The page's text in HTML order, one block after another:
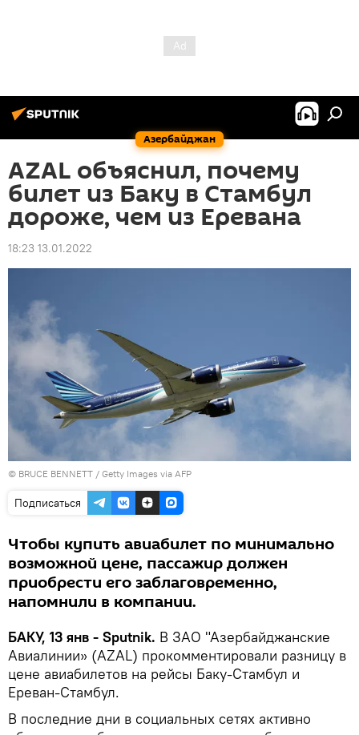
Азербайджан
AZAL объяснил, почему
билет из Баку в Стамбул
дороже, чем из Еревана
18:23 13.01.2022
© BRUCE BENNETT / Getty Images via AFP
Подписаться
Чтобы купить авиабилет по минимально
возможной цене, пассажир должен
приобрести его заблаговременно,
напомнили в компании.
БАКУ, 13 янв - Sputnik. В ЗАО "Азербайджанские
Авиалинии» (AZAL) прокомментировали разницу в
цене авиабилетов на рейсы Баку-Стамбул и
Ереван-Стамбул.
В последние дни в социальных сетях активно